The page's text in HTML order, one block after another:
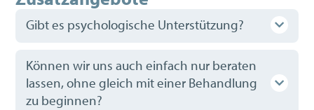
Gibt es psychologische Unterstützung?
Können wir uns auch einfach nur beraten
lassen, ohne gleich mit einer Behandlung
zu beginnen?